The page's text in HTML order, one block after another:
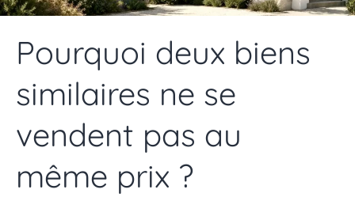
Pourquoi deux biens
similaires ne se
vendent pas au
même prix ?